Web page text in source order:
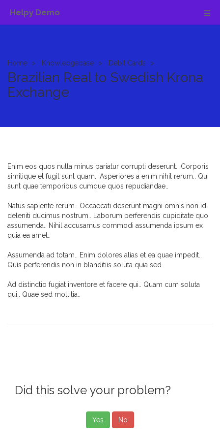
Helpy Demo
Home Knowledgebase Debit Cards
Brazilian Real to Swedish Krona
Exchange
Enim eos quos nulla minus pariatur corrupti deserunt.. Corporis
similique et fugit sunt quam.. Asperiores a enim nihil rerum.. Qui
sunt quae temporibus cumque quos repudiandae..
Natus sapiente rerum.. Occaecati deserunt magni omnis non id
deleniti ducimus nostrum.. Laborum perferendis cupiditate quo
assumenda.. Nihil accusamus commodi assumenda ipsum ex
quia ea amet..
Assumenda ad totam.. Enim dolores alias et ea quae impedit..
Quis perferendis non in blanditiis soluta quia sed..
Ad distinctio fugiat inventore et facere qui.. Quam cum soluta
qui.. Quae sed mollitia..
Did this solve your problem?
Yes No